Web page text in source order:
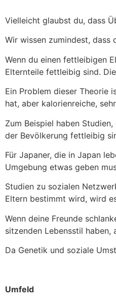
Vielleicht glaubst du, dass
Wir wissen zumindest, dass
Wenn du einen fettleibigen
Elternteile fettleibig sind.
Ein Problem dieser Theorie
hat, aber kalorienreiche,
Zum Beispiel haben
der Bevölkerung fettleibig
Für Japaner, die in Japan
Umgebung etwas geben
Studien zu sozialen
Eltern bestimmt wird, wird
Wenn deine Freunde
sitzenden Lebensstil
Da Genetik und soziale
Umfeld